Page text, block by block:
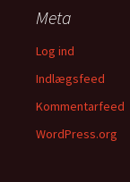
Meta
Log ind
Indlægsfeed
Kommentarfeed
WordPress.org